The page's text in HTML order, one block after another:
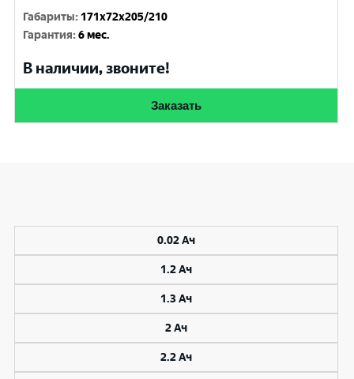
Габариты: 171x72x205/210
Гарантия:6 мес.
В наличии, звоните!
Заказать
0.02 Ач
1.2 Ач
1.3 Ач
2 Ач
2.2 Ач